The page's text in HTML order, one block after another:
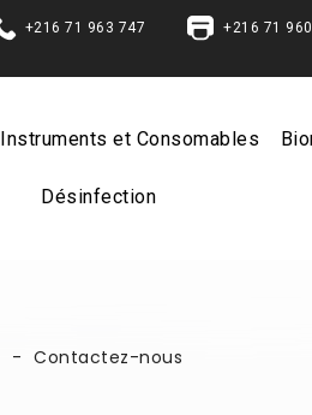
+216 71 963 747
+216 71 960
Instruments et Consomables
Désinfection
Contactez-nous